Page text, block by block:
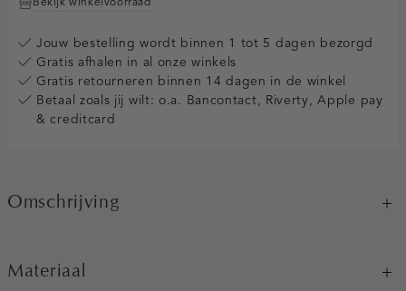
Jouw bestelling wordt binnen 1 tot 5 dagen bezorgd
Gratis afhalen in al onze winkels
Gratis retourneren binnen 14 dagen in de winkel
Betaal zoals jij wilt: o.a. Bancontact, Riverty, Apple pay
& creditcard
Omschrijving
Materiaal